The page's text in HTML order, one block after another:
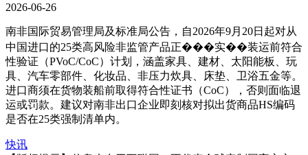
2026-06-26
南非国际贸易管理局及标准局公告，自2026年9月20日起对从
中国进口的25类高风险非监管产品正���实��装运前符合
性验证（PVoC/CoC）计划，涵盖家具、建材、太阳能板、玩
具、汽车零部件、化妆品、非压力炊具、床垫、卫浴五金等。
进口商须在货物装船前取得符合性证书（CoC），否则面临退
运或罚款。建议对南非出口企业即刻核对拟出货商品HS编码
是否在25类强制清单内。
快讯